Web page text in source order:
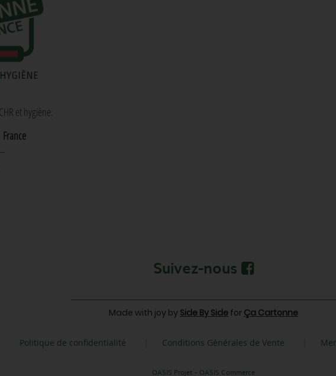
et hygiène.
France
Suivez-nous
Made with joy by Side By Sidefor Ça Cartonne
Politique de confidentialité Conditions Générales de Vente
OASIS Projet - OASIS Commerce